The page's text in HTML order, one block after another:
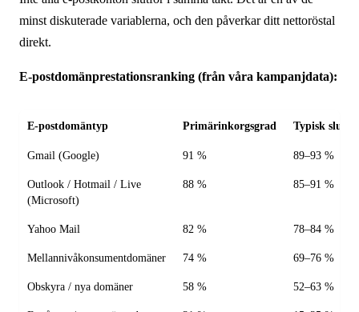
minst diskuterade variablerna, och den påverkar ditt nettoröstal
direkt.
E-postdomänprestationsranking (från våra kampanjdata):
E-postdomäntyp Primärinkorgsgrad Typisk
Gmail (Google) 91 % 89–93 %
Outlook / Hotmail / Live
(Microsoft)
88 % 85–91 %
Yahoo Mail 82 % 78–84 %
Mellannivåkonsumentdomäner 74 % 69–76 %
Obskyra / nya domäner 58 % 52–63 %